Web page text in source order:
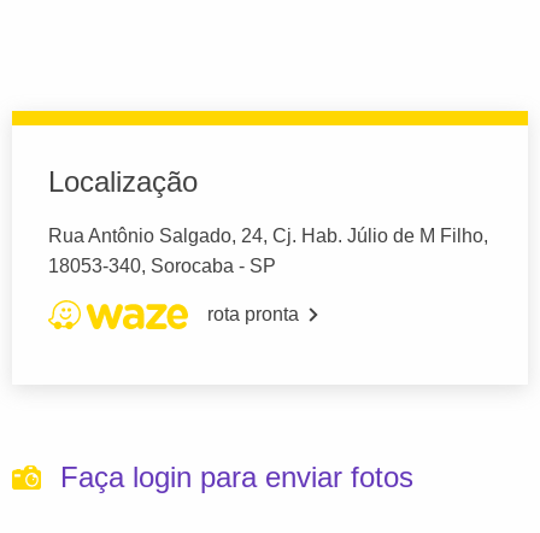
Localização
Rua Antônio Salgado, 24, Cj. Hab. Júlio de M Filho,
18053-340, Sorocaba - SP
rota pronta
Faça login para enviar fotos